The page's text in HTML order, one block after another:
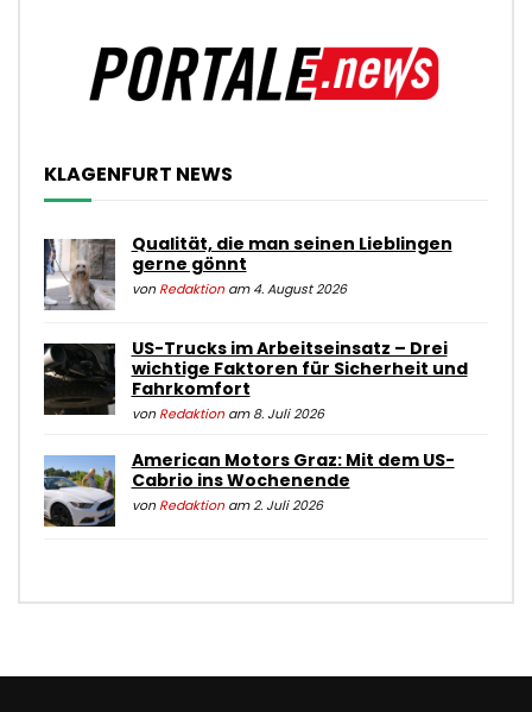
KLAGENFURT NEWS
Qualität, die man seinen Lieblingen
gerne gönnt
von Redaktionam 4. August 2026
US-Trucks im Arbeitseinsatz – Drei
wichtige Faktoren für Sicherheit und
Fahrkomfort
von Redaktionam 8. Juli 2026
American Motors Graz: Mit dem US-
Cabrio ins Wochenende
von Redaktionam 2. Juli 2026